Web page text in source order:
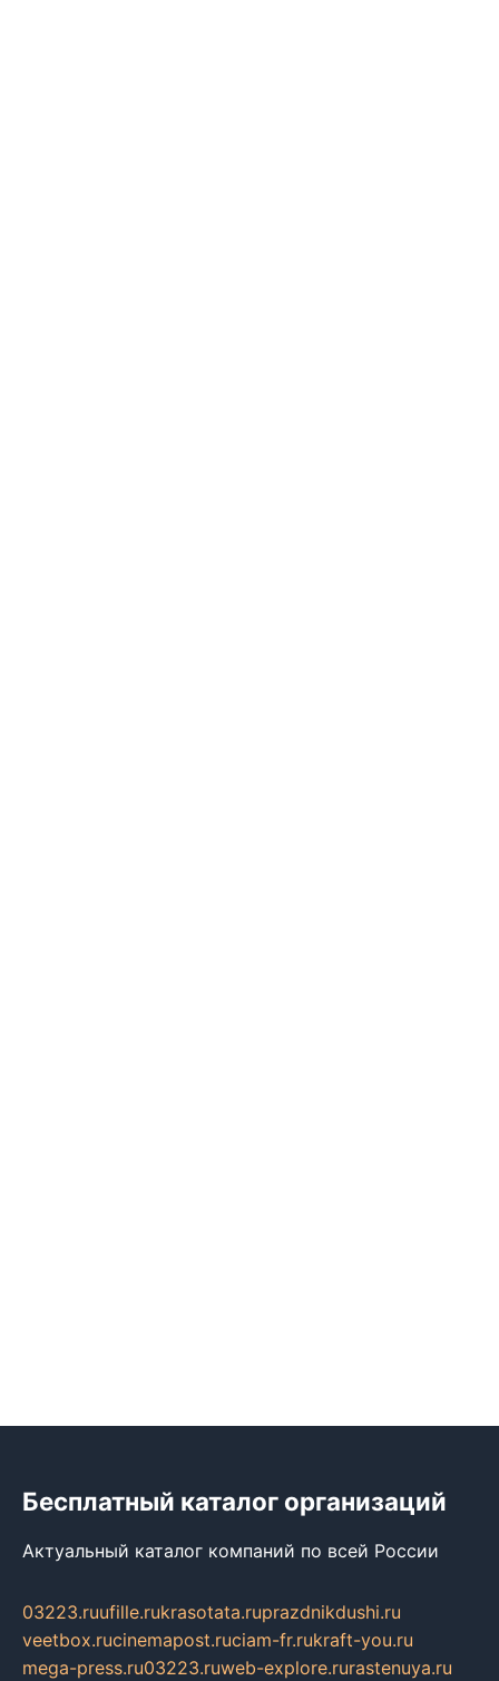
Бесплатный каталог организаций
Актуальный каталог компаний по всей России
03223.ruufille.rukrasotata.ruprazdnikdushi.ru
veetbox.rucinemapost.ruciam-fr.rukraft-you.ru
mega-press.ru03223.ruweb-explore.rurastenuya.ru